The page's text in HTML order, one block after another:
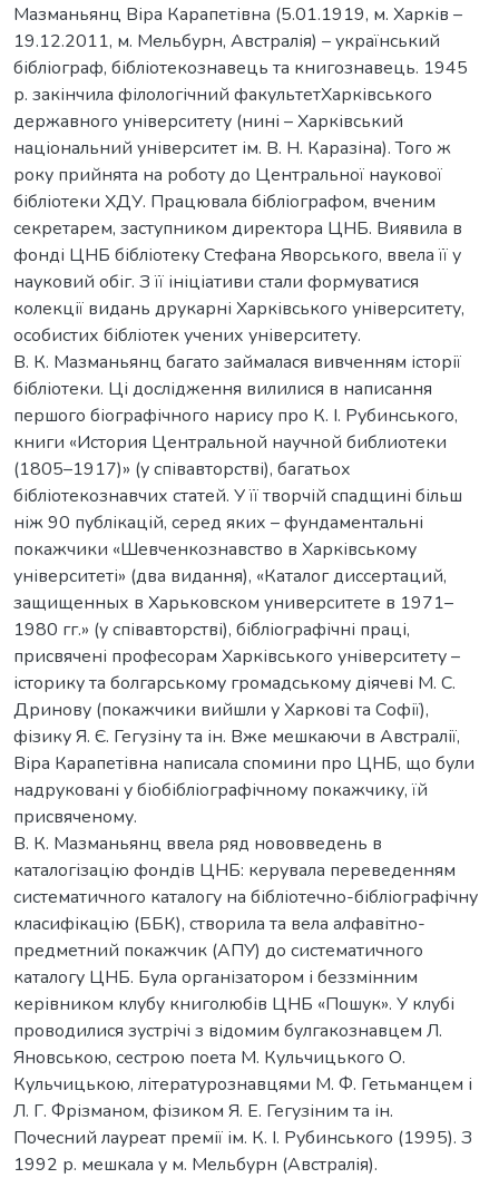
Мазманьянц Віра Карапетівна (5.01.1919, м. Харків –
19.12.2011, м. Мельбурн, Австралія) – український
бібліограф, бібліотекознавець та книгознавець. 1945
р. закінчила філологічний факультетХарківського
державного університету (нині – Харківський
національний університет ім. В. Н. Каразіна). Того ж
року прийнята на роботу до Центральної наукової
бібліотеки ХДУ. Працювала бібліографом, вченим
секретарем, заступником директора ЦНБ. Виявила в
фонді ЦНБ бібліотеку Стефана Яворського, ввела її у
науковий обіг. З її ініціативи стали формуватися
колекції видань друкарні Харківського університету,
особистих бібліотек учених університету.
В. К. Мазманьянц багато займалася вивченням історії
бібліотеки. Ці дослідження вилилися в написання
першого біографічного нарису про К. І. Рубинського,
книги «История Центральной научной библиотеки
(1805–1917)» (у співавторстві), багатьох
бібліотекознавчих статей. У її творчій спадщині більш
ніж 90 публікацій, серед яких – фундаментальні
покажчики «Шевченкознавство в Харківському
університеті» (два видання), «Каталог диссертаций,
защищенных в Харьковском университете в 1971–
1980 гг.» (у співавторстві), бібліографічні праці,
присвячені професорам Харківського університету –
історику та болгарському громадському діячеві М. С.
Дринову (покажчики вийшли у Харкові та Софії),
фізику Я. Є. Гегузіну та ін. Вже мешкаючи в Австралії,
Віра Карапетівна написала спомини про ЦНБ, що були
надруковані у біобібліографічному покажчику, їй
присвяченому.
В. К. Мазманьянц ввела ряд нововведень в
каталогізацію фондів ЦНБ: керувала переведенням
систематичного каталогу на бібліотечно-бібліографічну
класифікацію (ББК), створила та вела алфавітно-
предметний покажчик (АПУ) до систематичного
каталогу ЦНБ. Була організатором і беззмінним
керівником клубу книголюбів ЦНБ «Пошук». У клубі
проводилися зустрічі з відомим булгакознавцем Л.
Яновською, сестрою поета М. Кульчицького О.
Кульчицькою, літературознавцями М. Ф. Гетьманцем і
Л. Г. Фрізманом, фізиком Я. Е. Гегузіним та ін.
Почесний лауреат премії ім. К. І. Рубинського (1995). З
1992 р. мешкала у м. Мельбурн (Австралія).